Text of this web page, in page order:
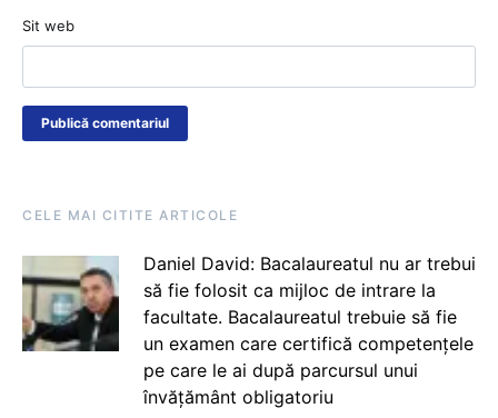
Sit web
CELE MAI CITITE ARTICOLE
Daniel David: Bacalaureatul nu ar trebui
să fie folosit ca mijloc de intrare la
facultate. Bacalaureatul trebuie să fie
un examen care certifică competențele
pe care le ai după parcursul unui
învățământ obligatoriu